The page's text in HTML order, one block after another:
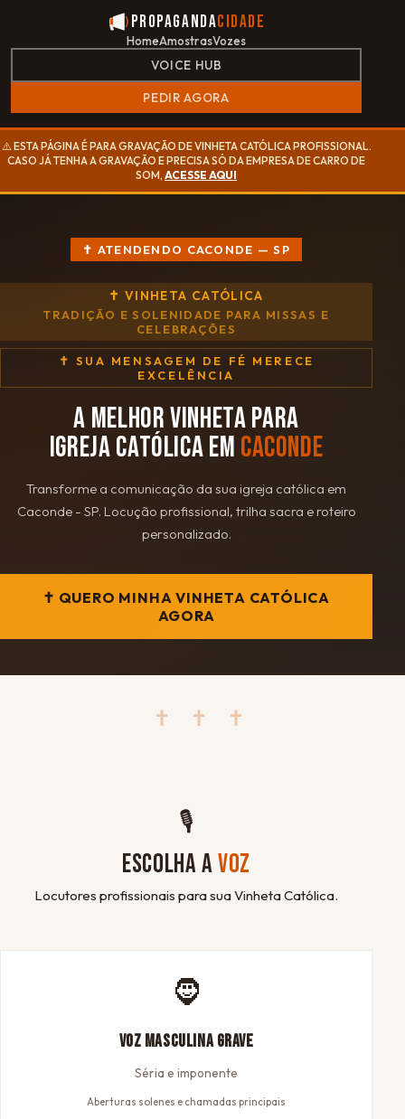
PropagandaCidade
HomeAmostrasVozes
VOICE HUB
PEDIR AGORA
⚠️ ESTA PÁGINA É PARA GRAVAÇÃO DE VINHETA CATÓLICA PROFISSIONAL.
CASO JÁ TENHA A GRAVAÇÃO E PRECISA SÓ DA EMPRESA DE CARRO DE
SOM,ACESSE AQUI
✝ ATENDENDO CACONDE — SP
✝ VINHETA CATÓLICA
TRADIÇÃO E SOLENIDADE PARA MISSAS E
CELEBRAÇÕES
✝ SUA MENSAGEM DE FÉ MERECE
EXCELÊNCIA
A MELHOR VINHETA PARA
IGREJA CATÓLICA EM CACONDE
Transforme a comunicação da sua igreja católica em
Caconde - SP. Locução profissional, trilha sacra e roteiro
personalizado.
✝ QUERO MINHA VINHETA CATÓLICA
AGORA
✝ ✝ ✝
🎙
ESCOLHA AVOZ
Locutores profissionais para sua Vinheta Católica.
🧔
Voz Masculina Grave
Séria e imponente
Aberturas solenes e chamadas principais